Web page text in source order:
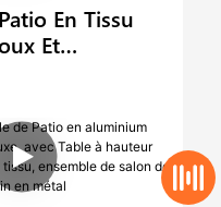
En Tissu
Et
De
Jardin, Siège
D'extérieur